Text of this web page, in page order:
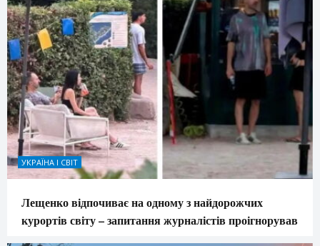
УКРАЇНА І СВІТ
Лещенко відпочиває на одному з найдорожчих
курортів світу – запитання журналістів проігнорував